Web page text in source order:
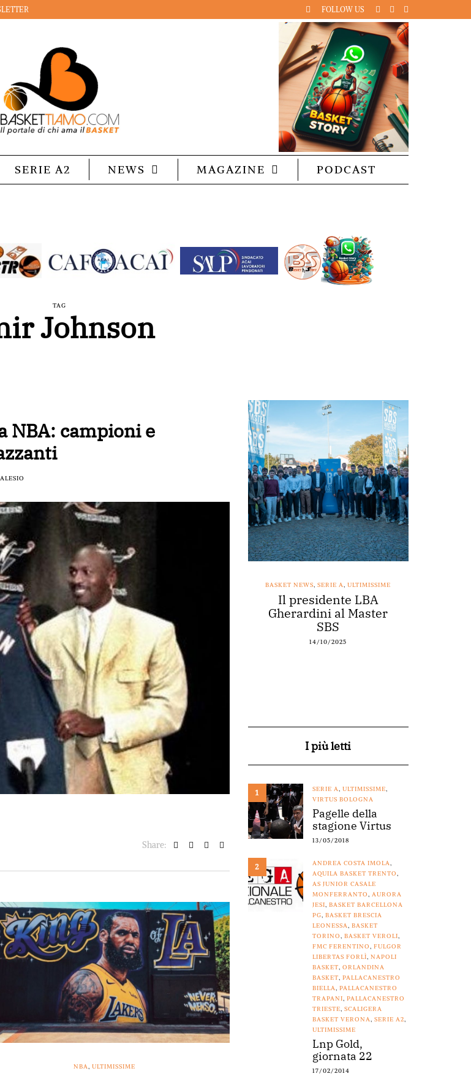
FOLLOW US
SERIE A2 NEWS MAGAZINE PODCAST
TAG
Johnson
NBA: campioni e
Share:
NBA, ULTIMISSIME
,ULTIMISSIME
Arena di
«The
2025
Piazza Paci a canestro
con un’opera d’arte a
cielo aperto
17/06/2026
BASKET NEWS,SERIE A,ULTIMISSIME
Il presidente LBA
Gherardini al Master
SBS
14/10/2025
I più letti
1 SERIE A, ULTIMISSIME,
VIRTUS BOLOGNA
Pagelle della
stagione Virtus
13/05/2018
2 ANDREA COSTA IMOLA,
AQUILA BASKET TRENTO,
AS JUNIOR CASALE
MONFERRANTO, AURORA
JESI, BASKET BARCELLONA
PG, BASKET BRESCIA
LEONESSA, BASKET
TORINO, BASKET VEROLI,
FMC FERENTINO, FULGOR
LIBERTAS FORLÌ, NAPOLI
BASKET, ORLANDINA
BASKET, PALLACANESTRO
BIELLA, PALLACANESTRO
TRAPANI, PALLACANESTRO
TRIESTE, SCALIGERA
BASKET VERONA, SERIE A2,
ULTIMISSIME
Lnp Gold,
giornata 22
17/02/2014